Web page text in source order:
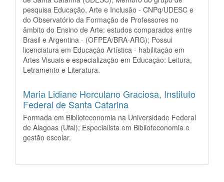
pesquisa Educação, Arte e Inclusão - CNPq/UDESC e
do Observatório da Formação de Professores no
âmbito do Ensino de Arte: estudos comparados entre
Brasil e Argentina - (OFPEA/BRA-ARG); Possui
licenciatura em Educação Artística - habilitação em
Artes Visuais e especialização em Educação: Leitura,
Letramento e Literatura.
Maria Lidiane Herculano Graciosa, Instituto
Federal de Santa Catarina
Formada em Biblioteconomia na Universidade Federal
de Alagoas (Ufal); Especialista em Biblioteconomia e
gestão escolar.